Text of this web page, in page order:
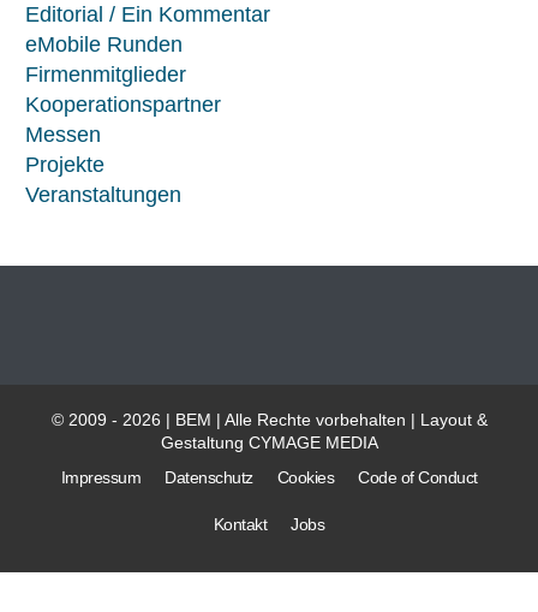
Editorial / Ein Kommentar
eMobile Runden
Firmenmitglieder
Kooperationspartner
Messen
Projekte
Veranstaltungen
© 2009 - 2026 | BEM | Alle Rechte vorbehalten | Layout &
Gestaltung CYMAGE MEDIA
Impressum
Datenschutz Cookies Code of Conduct
Kontakt Jobs